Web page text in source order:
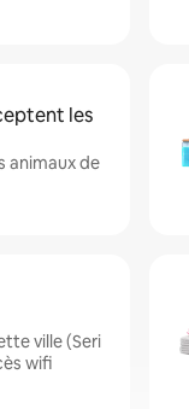
les
animaux de
ville (Seri
wifi